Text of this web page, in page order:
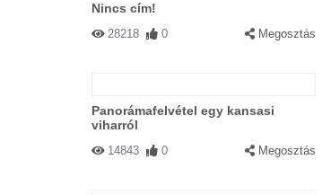
Nincs cím!
28218 0 Megosztás
Panorámafelvétel egy kansasi
viharról
14843 0 Megosztás